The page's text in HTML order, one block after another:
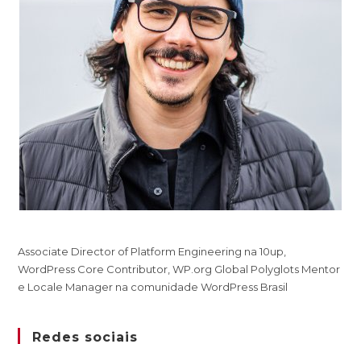
Associate Director of Platform Engineering na 10up,
WordPress Core Contributor, WP.org Global Polyglots Mentor
e Locale Manager na comunidade WordPress Brasil
Redes sociais